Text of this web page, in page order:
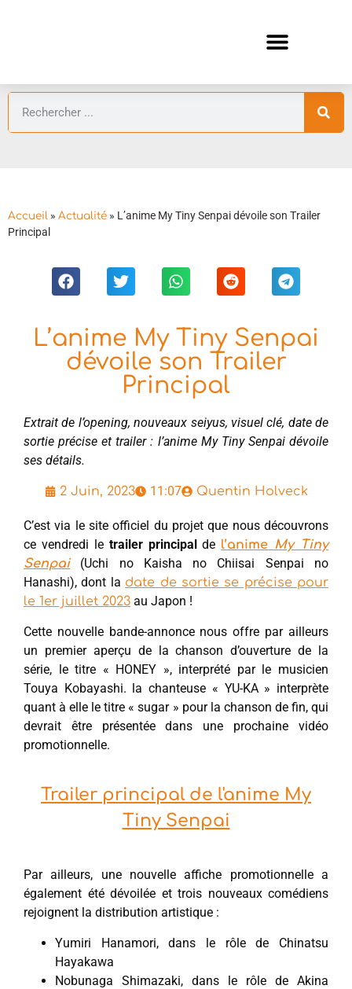
Accueil » Actualité » L’anime My Tiny Senpai dévoile son Trailer
Principal
L’anime My Tiny Senpai
dévoile son Trailer
Principal
Extrait de l’opening, nouveaux seiyus, visuel clé, date de
sortie précise et trailer : l’anime My Tiny Senpai dévoile
ses détails.
2 Juin, 2023 11:07 Quentin Holveck
C’est via le site officiel du projet que nous découvrons
ce vendredi le trailer principalde l’anime My Tiny
Senpai(Uchi no Kaisha no Chiisai Senpai no
Hanashi), dont la date de sortie se précise pour
le 1er juillet 2023 au Japon !
Cette nouvelle bande-annonce nous offre par ailleurs
un premier aperçu de la chanson d’ouverture de la
série, le titre « HONEY », interprété par le musicien
Touya Kobayashi. la chanteuse « YU-KA » interprète
quant à elle le titre « sugar » pour la chanson de fin, qui
devrait être présentée dans une prochaine vidéo
promotionnelle.
Trailer principal de l'anime My
Tiny Senpai
Par ailleurs, une nouvelle affiche promotionnelle a
également été dévoilée et trois nouveaux comédiens
rejoignent la distribution artistique :
Yumiri Hanamori, dans le rôle de Chinatsu
Hayakawa
Nobunaga Shimazaki, dans le rôle de Akina